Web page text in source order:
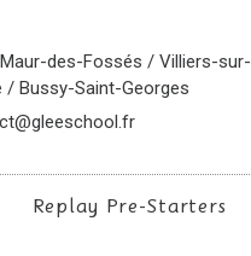
des-Fossés / Villiers-sur-
/ Bussy-Saint-Georges
Replay Pre-Starters